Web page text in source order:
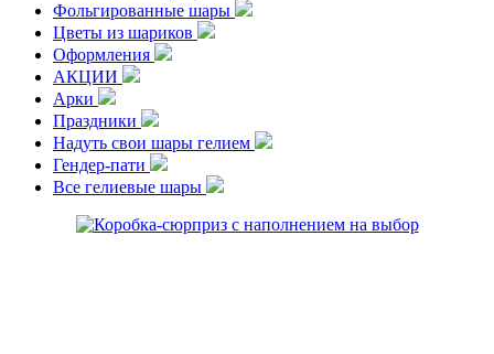
Фольгированные шары
Цветы из шариков
Оформления
АКЦИИ
Арки
Праздники
Надуть свои шары гелием
Гендер-пати
Все гелиевые шары